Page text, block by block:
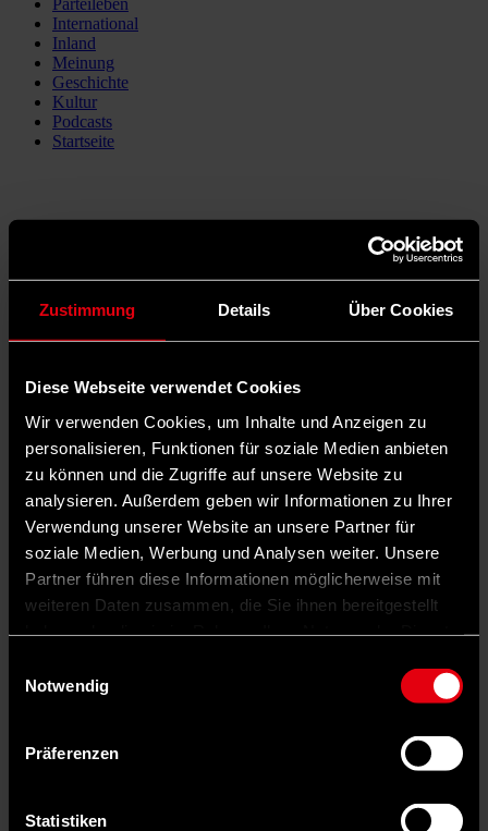
Zustimmung Details Über Cookies
Diese Webseite verwendet Cookies
Wir verwenden Cookies, um Inhalte und Anzeigen zu
personalisieren, Funktionen für soziale Medien anbieten
zu können und die Zugriffe auf unsere Website zu
analysieren. Außerdem geben wir Informationen zu Ihrer
Verwendung unserer Website an unsere Partner für
soziale Medien, Werbung und Analysen weiter. Unsere
Partner führen diese Informationen möglicherweise mit
weiteren Daten zusammen, die Sie ihnen bereitgestellt
Notwendig
Präferenzen
Statistiken
Parteileben
International
Inland
Meinung
Geschichte
Kultur
Podcasts
Startseite